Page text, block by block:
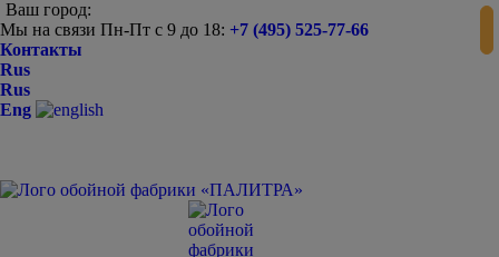
Ваш город:
Мы на связи Пн-Пт с 9 до 18: +7 (495) 525-77-66
Контакты
Rus
Rus
Eng